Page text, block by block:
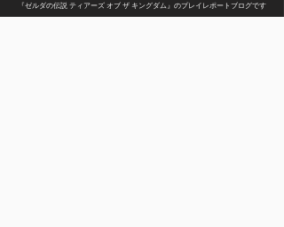
『ゼルダの伝説 ティアーズ オブ ザ キングダム』のプレイレポートブログです